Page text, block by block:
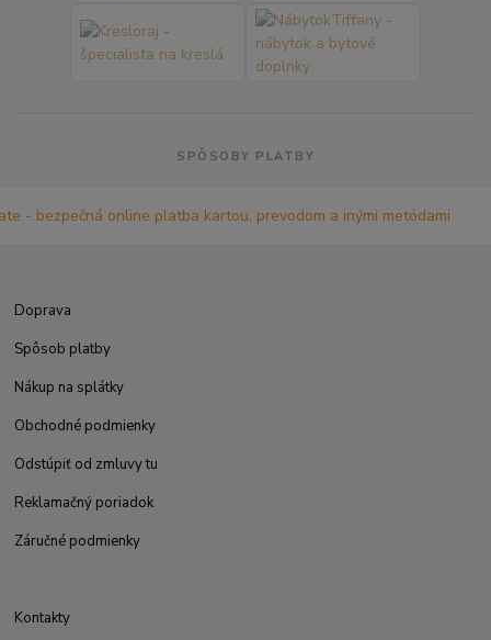
SPÔSOBY PLATBY
Doprava
Spôsob platby
Nákup na splátky
Obchodné podmienky
Odstúpiť od zmluvy tu
Reklamačný poriadok
Záručné podmienky
Kontakty